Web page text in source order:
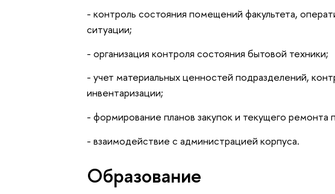
- контроль состояния помещений факультета,
ситуации;
- организация контроля состояния бытовой техники;
- учет материальных ценностей подразделений,
инвентаризации;
- формирование планов закупок и текущего
- взаимодействие с администрацией корпуса.
Oбразование